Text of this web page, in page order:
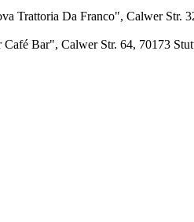
Trattoria Da Franco", Calwer Str.
Bar", Calwer Str. 64, 70173